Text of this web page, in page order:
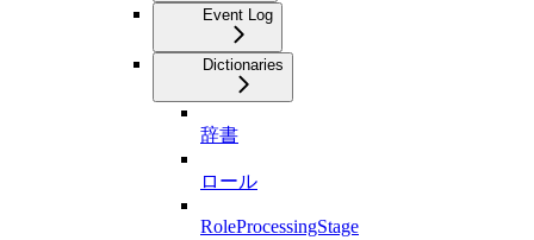
Event Log
Dictionaries
辞書
ロール
RoleProcessingStage